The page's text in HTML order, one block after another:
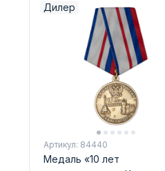
Дилер
Артикул: 84440
Медаль «10 лет